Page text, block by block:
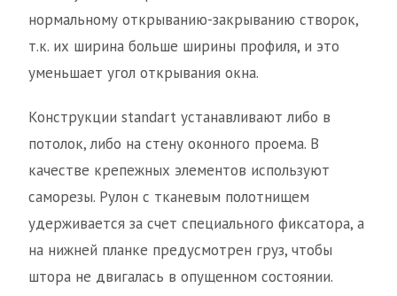
нормальному открыванию-закрыванию створок,
т.к. их ширина больше ширины профиля, и это
уменьшает угол открывания окна.
Конструкции standart устанавливают либо в
потолок, либо на стену оконного проема. В
качестве крепежных элементов используют
саморезы. Рулон с тканевым полотнищем
удерживается за счет специального фиксатора, а
на нижней планке предусмотрен груз, чтобы
штора не двигалась в опущенном состоянии.